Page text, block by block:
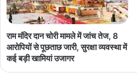
राम मंदिर दान चोरी मामले में जांच तेज, 8
आरोपियों से पूछताछ जारी, सुरक्षा व्यवस्था में
कई बड़ी खामियां उजागर